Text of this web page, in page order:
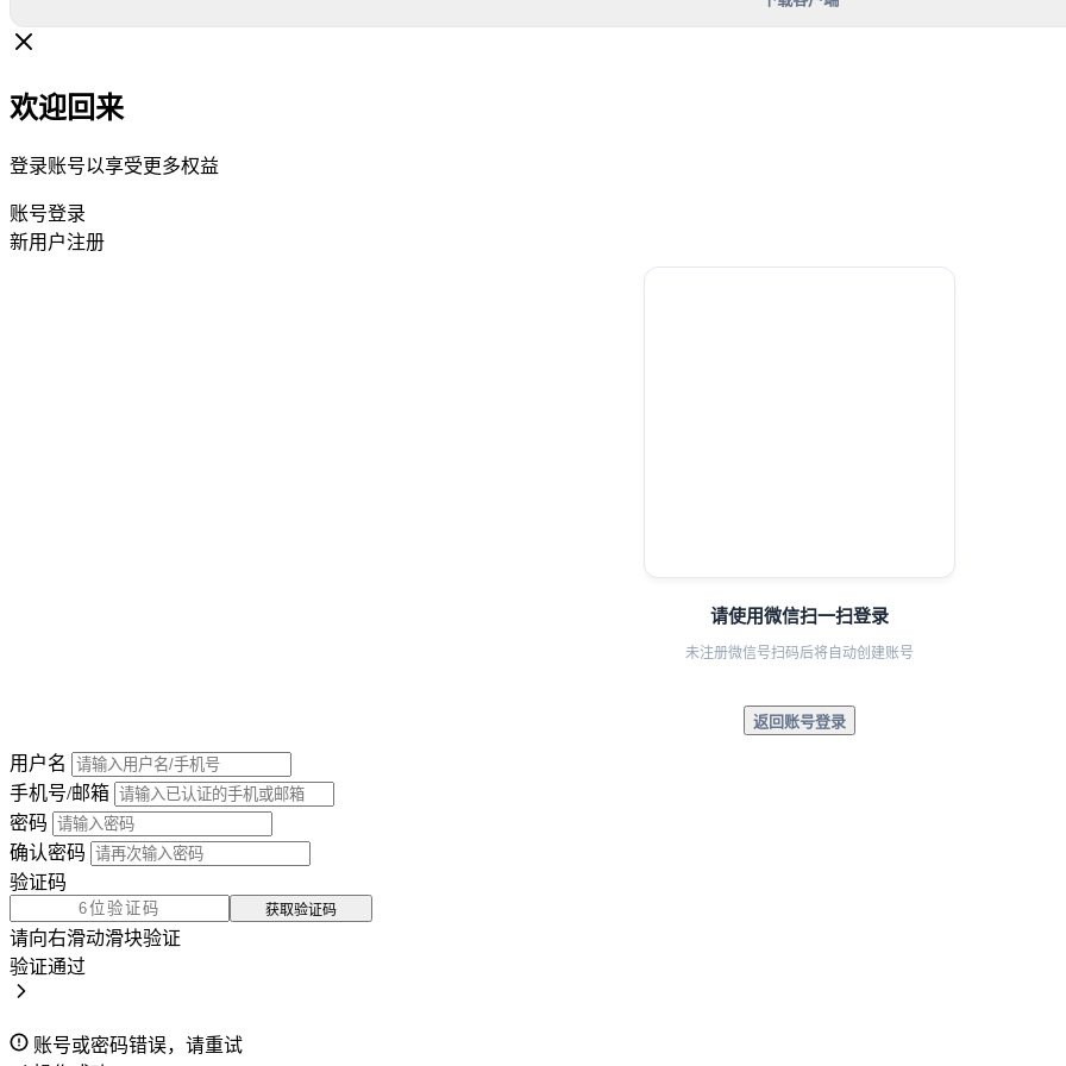
欢迎回来
登录账号以享受更多权益
账号登录
新用户注册
请使用微信扫一扫登录
未注册微信号扫码后将自动创建账号
返回账号登录
用户名
手机号/邮箱
密码
确认密码
验证码
获取验证码
请向右滑动滑块验证
验证通过
账号或密码错误，请重试